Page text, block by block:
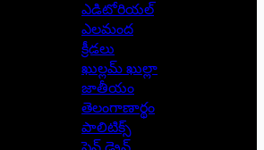
ఎడిటోరియల్
ఎలమంద
క్రీడలు
ఖుల్లమ్ ఖుల్లా
జాతీయం
తెలంగాణార్థం
పాలిటిక్స్
పెన్ డ్రైవ్